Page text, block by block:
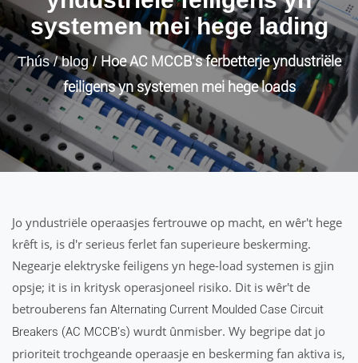
systemen mei hege lading
Thús/blog/ Hoe AC MCCB's ferbetterje yndustriële
feiligens yn systemen mei hege loads
Jo yndustriële operaasjes fertrouwe op macht, en wêr't hege
krêft is, is d'r serieus ferlet fan superieure beskerming.
Negearje elektryske feiligens yn hege-load systemen is gjin
opsje; it is in kritysk operasjoneel risiko. Dit is wêr't de
betrouberens fan Alternating Current Moulded Case Circuit
Breakers (AC MCCB's) wurdt ûnmisber. Wy begripe dat jo
prioriteit trochgeande operaasje en beskerming fan aktiva is,